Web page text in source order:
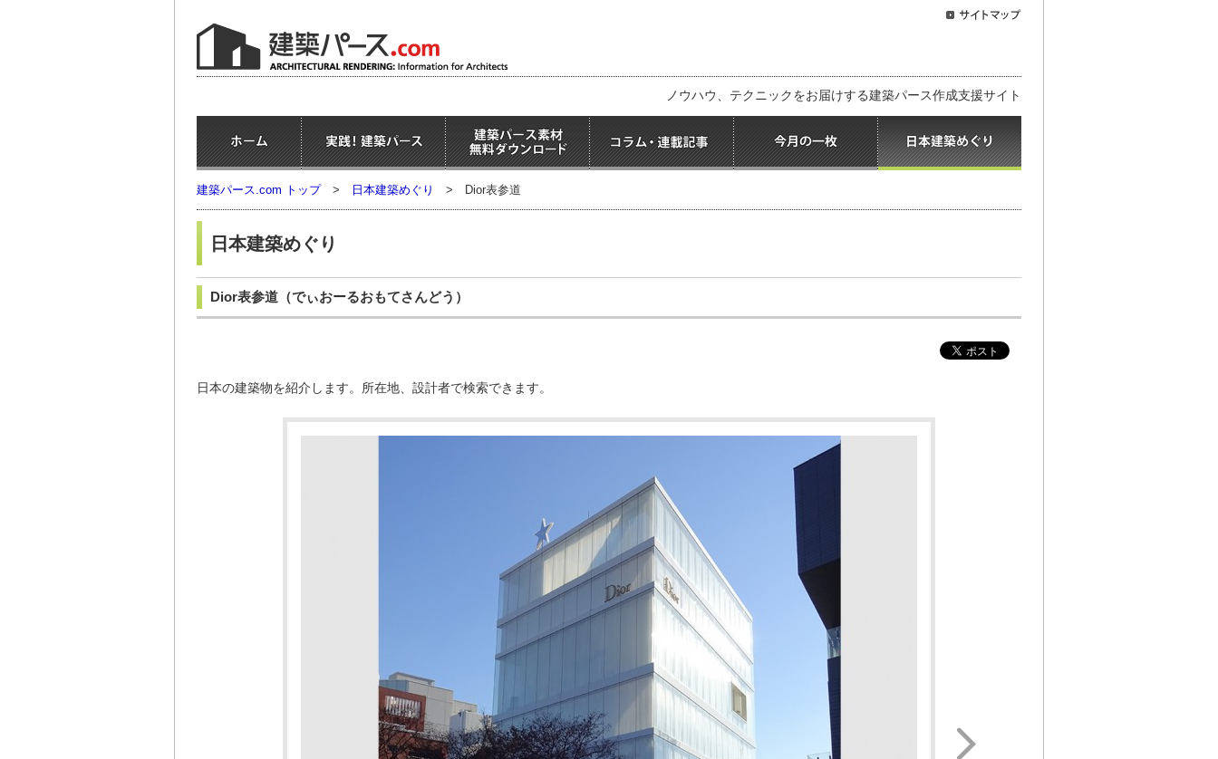
ノウハウ、テクニックをお届けする建築パース作成支援サイト
建築パース.com トップ > 日本建築めぐり > Dior表参道
日本建築めぐり
Dior表参道 （でぃおーるおもてさんどう）
日本の建築物を紹介します。所在地、設計者で検索できます。